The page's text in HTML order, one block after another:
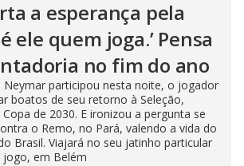
a esperança pela
ele quem joga.’ Pensa
no fim do ano
Neymar participou nesta noite, o jogador
boatos de seu retorno à Seleção,
de 2030. E ironizou a pergunta se
o Remo, no Pará, valendo a vida do
Brasil. Viajará no seu jatinho particular
jogo, em Belém